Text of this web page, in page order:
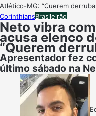
Atlético-MG: “Querem
CorinthiansBrasileirão
Neto vibra
acusa elenco
“Querem
Apresentador fez
último sábado na